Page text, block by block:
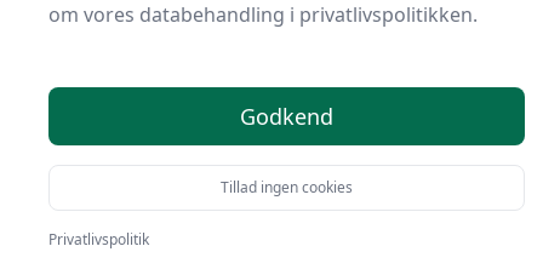
Makeupspejle - 59 på
lager
At dykke ned i verdenen af makeupspejle kan være en
både inspirerende og uoverskuelig oplevelse, især når
man står over for et hav af muligheder i forskellige
størrelser, former og funktioner.
om vores databehandling i privatlivspolitikken.
Godkend
Tillad ingen cookies
Privatlivspolitik